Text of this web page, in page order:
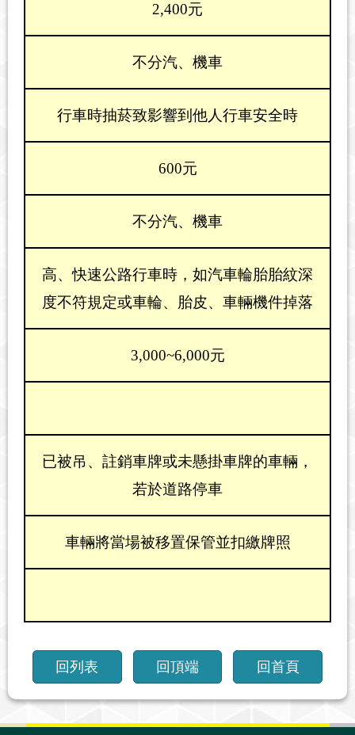
2,400元
不分汽、機車
行車時抽菸致影響到他人行車安全時
600元
不分汽、機車
高、快速公路行車時，如汽車輪胎胎紋深
度不符規定或車輪、胎皮、車輛機件掉落
3,000~6,000元
已被吊、註銷車牌或未懸掛車牌的車輛，
若於道路停車
車輛將當場被移置保管並扣繳牌照
回列表 回頂端 回首頁
:::